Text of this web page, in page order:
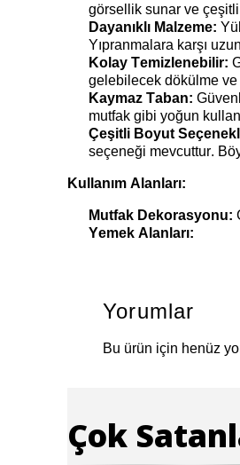
görsellik sunar ve
Dayanıklı Malzeme:
Yıpranmalara karşı
Kolay Temizlenebilir:
gelebilecek dökülme ve
Kaymaz Taban:
mutfak gibi yoğun
Çeşitli Boyut
seçeneği mevcuttur.
Kullanım Alanları:
Mutfak Dekorasyonu:
Yemek Alanları:
Yorumlar
Bu ürün için henüz
Çok